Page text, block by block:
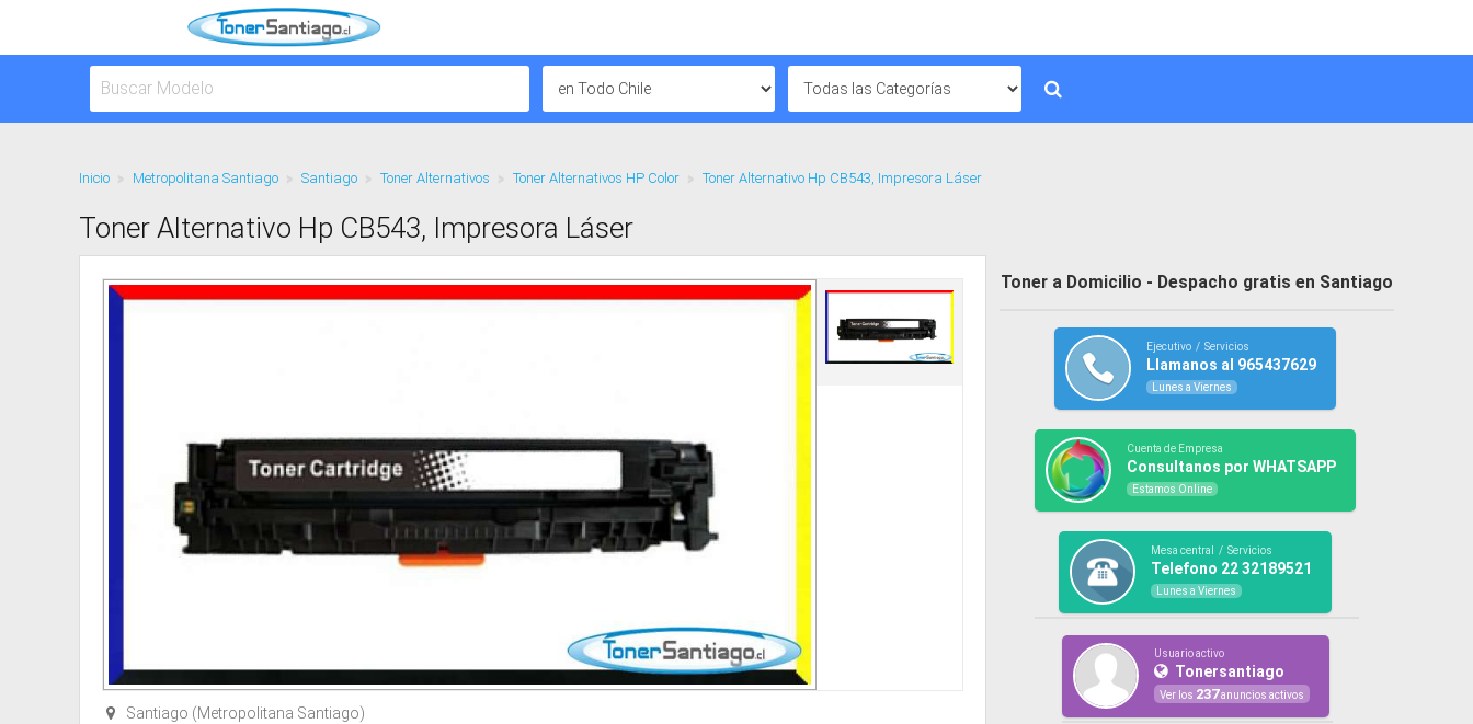
Inicio Metropolitana Santiago Santiago Toner Alternativos Toner Alternativos HP Color Toner Alternativo Hp CB543, Impresora Láser
Toner Alternativo Hp CB543, Impresora Láser
Santiago (Metropolitana Santiago)
Toner a Domicilio - Despacho gratis en Santiago
Ejecutivo / Servicios
Llamanos al 965437629
Lunes a Viernes
Cuenta de Empresa
Consultanos por WHATSAPP
Estamos Online
Mesa central / Servicios
Telefono 22 32189521
Lunes a Viernes
Usuario activo
Tonersantiago
Ver los 237anuncios activos